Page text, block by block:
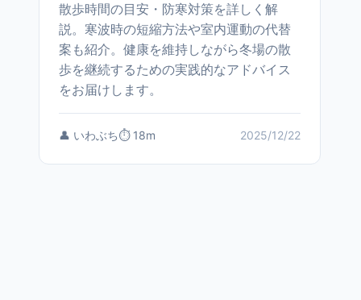
散歩時間の目安・防寒対策を詳しく解
説。寒波時の短縮方法や室内運動の代替
案も紹介。健康を維持しながら冬場の散
歩を継続するための実践的なアドバイス
をお届けします。
👤 いわぶち⏱️ 18m 2025/12/22